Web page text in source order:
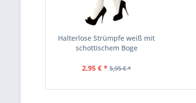
Halterlose Strümpfe weiß mit
schottischem Boge
2,95 € * 5,95 € *